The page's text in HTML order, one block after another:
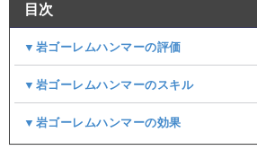
目次
▼岩ゴーレムハンマーの評価
▼岩ゴーレムハンマーのスキル
▼岩ゴーレムハンマーの効果